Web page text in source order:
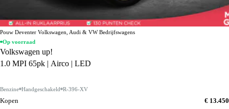
Pouw Deventer Volkswagen, Audi & VW Bedrijfswagens
Op voorraad
Volkswagen up!
1.0 MPI 65pk | Airco | LED
Benzine Handgeschakeld R-396-XV
Kopen
€ 13.450